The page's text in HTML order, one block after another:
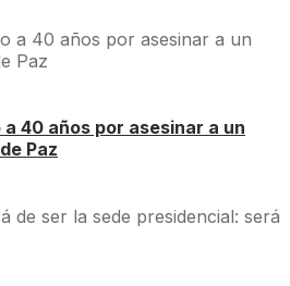
40 años por asesinar a un
Paz